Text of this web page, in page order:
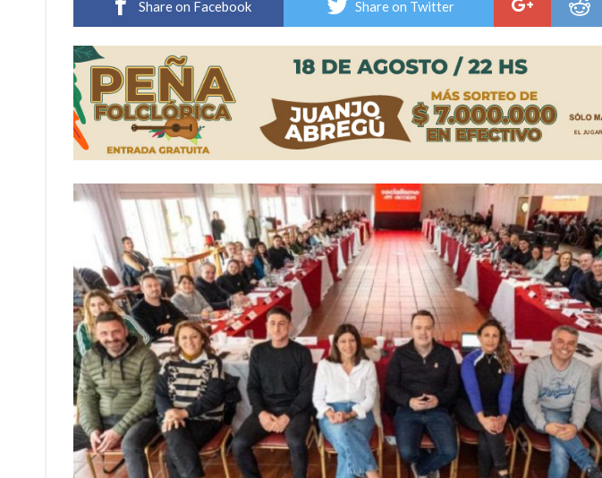
Violento robo en la zona rural de Firmat: maniataron a una pareja de adultos mayores
Share on Facebook Share on Twitter